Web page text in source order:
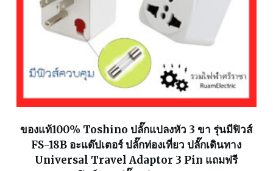
ของแท้100% Toshino ปลั๊กแปลงหัว 3 ขา รุ่นมีฟิวส์
FS-18B อะแด๊ปเตอร์ ปลั๊กท่องเที่ยว ปลั๊กเดินทาง
Universal Travel Adaptor 3 Pin แถมฟรี